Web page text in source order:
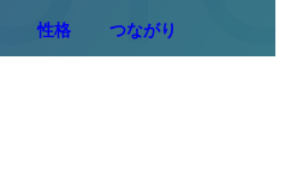
性格 つながり